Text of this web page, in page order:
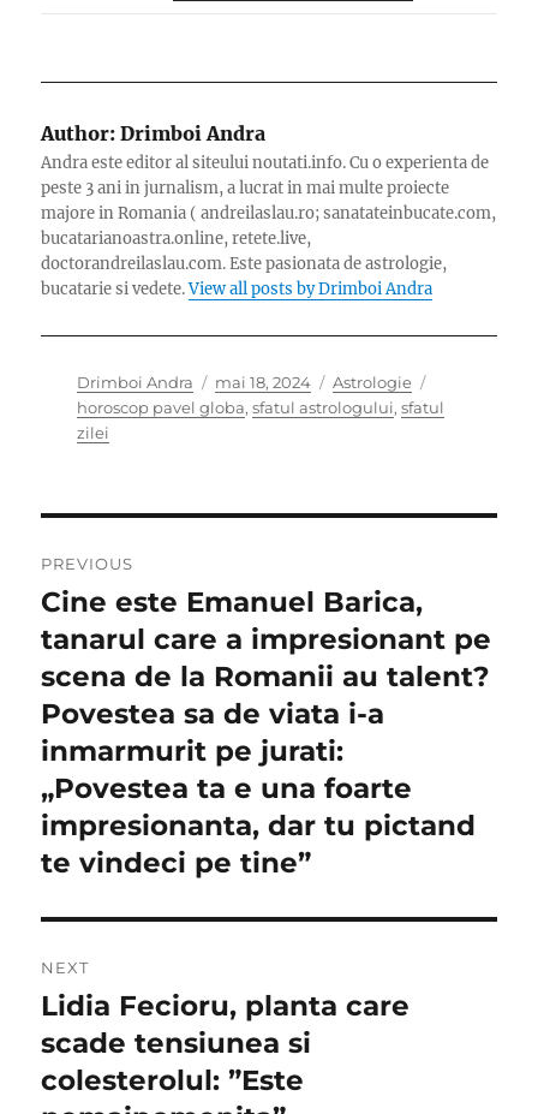
Author: Drimboi Andra
Andra este editor al siteului noutati.info. Cu o experienta de
peste 3 ani in jurnalism, a lucrat in mai multe proiecte
majore in Romania ( andreilaslau.ro; sanatateinbucate.com,
bucatarianoastra.online, retete.live,
doctorandreilaslau.com. Este pasionata de astrologie,
bucatarie si vedete.View all posts by Drimboi Andra
Author
Drimboi Andra
Posted
on
mai 18, 2024 Categories
Astrologie
horoscop pavel globa, sfatul astrologului, sfatul
zilei
în
articole
PREVIOUS
Previous
post:
Cine este Emanuel Barica,
tanarul care a impresionant pe
scena de la Romanii au talent?
Povestea sa de viata i-a
inmarmurit pe jurati:
„Povestea ta e una foarte
impresionanta, dar tu pictand
te vindeci pe tine”
NEXT
Next
post:
Lidia Fecioru, planta care
scade tensiunea si
colesterolul: ”Este